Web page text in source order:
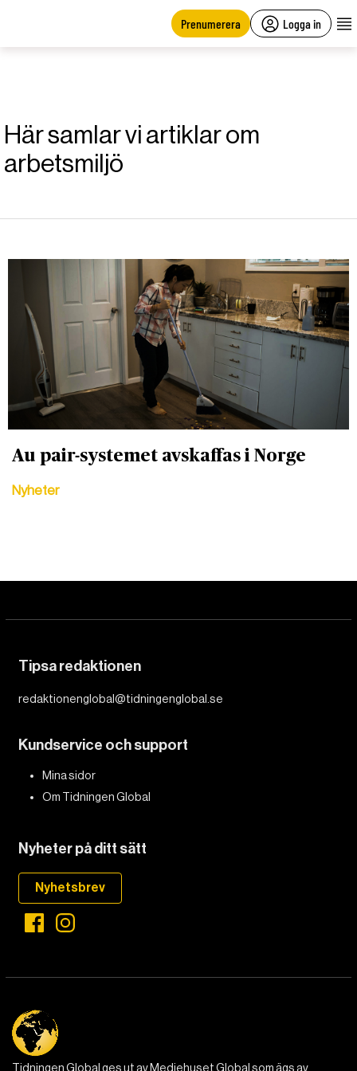
Prenumerera Logga in
Här samlar vi artiklar om
arbetsmiljö
Au pair-systemet avskaffas i Norge
Nyheter
Tipsa redaktionen
redaktionenglobal@tidningenglobal.se
Kundservice och support
Mina sidor
Om Tidningen Global
Nyheter på ditt sätt
Nyhetsbrev
Tidningen Global ges ut av Mediehuset Global som ägs av